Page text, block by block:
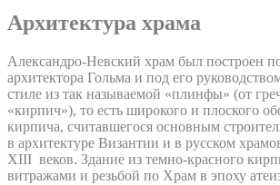
Архитектура храма
Александро-Невский храм был построен
архитектора Гольма и под его
стиле из так называемой «плинфы» (от
«кирпич»), то есть широкого и плоского
кирпича, считавшегося основным
в архитектуре Византии и в русском
XIII веков. Здание из темно-красного
витражами и резьбой по Храм в эпоху